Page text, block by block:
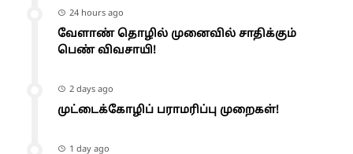
24 hours ago
வேளாண் தொழில் முனைவில் சாதிக்கும்
பெண் விவசாயி!
2 days ago
முட்டைக்கோழிப் பராமரிப்பு முறைகள்!
1 day ago